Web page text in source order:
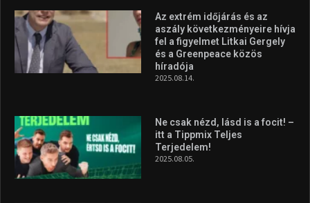
Az extrém időjárás és az
aszály következményeire hívja
fel a figyelmet Litkai Gergely
és a Greenpeace közös
híradója
2025.08.14.
Ne csak nézd, lásd is a focit! –
itt a Tippmix Teljes
Terjedelem!
2025.08.05.